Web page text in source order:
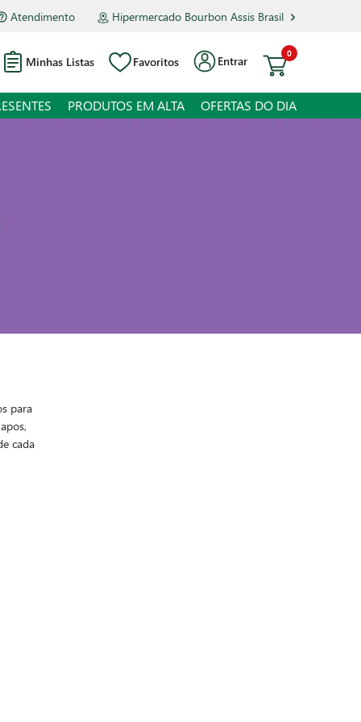
Atendimento Hipermercado Bourbon Assis Brasil
Minhas Listas Favoritos Entrar
0
PRODUTOS EM ALTA OFERTAS DO DIA
para
cada